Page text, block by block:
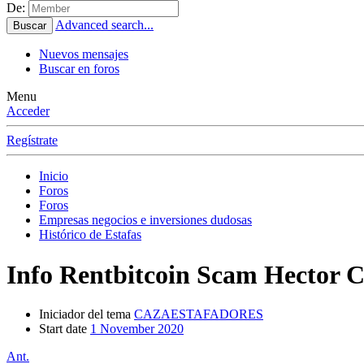
De:
Buscar Advanced search...
Nuevos mensajes
Buscar en foros
Menu
Acceder
Regístrate
Inicio
Foros
Foros
Empresas negocios e inversiones dudosas
Histórico de Estafas
Info Rentbitcoin Scam Hector
Iniciador del tema CAZAESTAFADORES
Start date 1 November 2020
Ant.